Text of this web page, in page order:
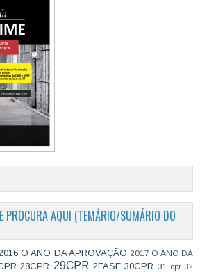
PROCURA AQUI (TEMÁRIO/SUMÁRIO DO
O ANO DA APROVAÇÃO 2017 O ANO DA
28CPR 29CPR 2FASE 30CPR 31 cpr 32